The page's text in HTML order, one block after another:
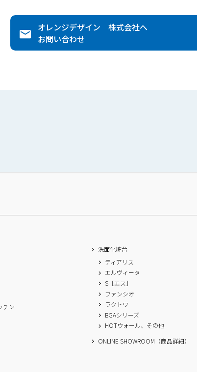
オレンジデザイン 株式会社へ
お問い合わせ
チン
洗面化粧台
ティアリス
エルヴィータ
S［エス］
ファンシオ
ラクトワ
BGAシリーズ
HOTウォール、その他
ONLINE SHOWROOM（商品詳細）